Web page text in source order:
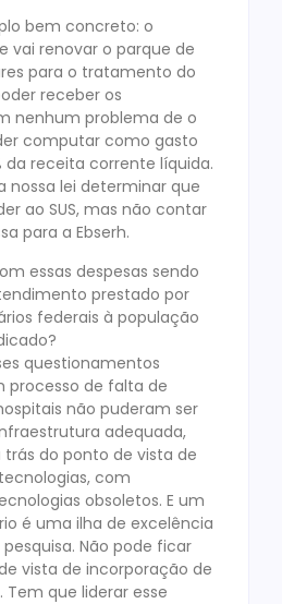
bem concreto: o
vai renovar o parque de
para o tratamento do
receber os
nenhum problema de o
computar como gasto
da receita corrente líquida.
nossa lei determinar que
ao SUS, mas não contar
para a Ebserh.
essas despesas sendo
prestado por
federais à população
questionamentos
processo de falta de
não puderam ser
adequada,
do ponto de vista de
com
obsoletos. E um
é uma ilha de excelência
Não pode ficar
vista de incorporação de
que liderar esse